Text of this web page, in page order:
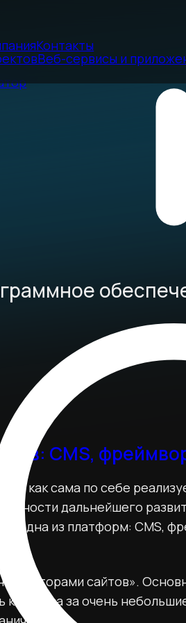
Контакты
Веб-сервисы и
CMS,
как сама по себе
дальнейшего
одна из платформ: CMS,
сайтов».
за очень